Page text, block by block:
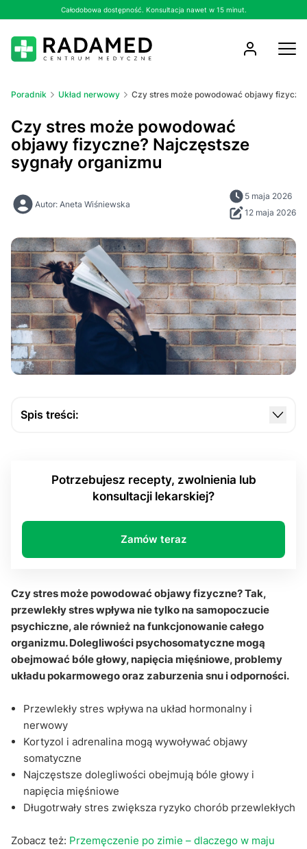
Całodobowa dostępność. Konsultacja nawet w 15 minut.
Poradnik Układ nerwowy Czy stres może powodować objawy
Czy stres może powodować
objawy fizyczne? Najczęstsze
sygnały organizmu
Autor: Aneta Wiśniewska
5 maja 2026
12 maja 2026
Spis treści:
Dlaczego stres powoduje bóle głowy i napięcia
Jak stres wpływa na układ pokarmowy?
Czy stres może wpływać na serce i ciśnienie
Jak stres wpływa na skórę i odporność?
Dlaczego stres powoduje przewlekłe zmęczenie i
problemy ze snem?
Kiedy objawy stresu wymagają konsultacji z
lekarzem?
fizyczne?
Sekcja pytań i odpowiedzi:
Potrzebujesz recepty, zwolnienia lub
konsultacji lekarskiej?
Zamów teraz
Czy stres może powodować objawy fizyczne? Tak,
przewlekły stres wpływa nie tylko na samopoczucie
psychiczne, ale również na funkcjonowanie całego
organizmu. Dolegliwości psychosomatyczne mogą
obejmować bóle głowy, napięcia mięśniowe, problemy
układu pokarmowego oraz zaburzenia snu i odporności.
Przewlekły stres wpływa na układ hormonalny i
nerwowy
Kortyzol i adrenalina mogą wywoływać objawy
somatyczne
Najczęstsze dolegliwości obejmują bóle głowy i
napięcia mięśniowe
Długotrwały stres zwiększa ryzyko chorób przewlekłych
Zobacz też: Przemęczenie po zimie – dlaczego w maju